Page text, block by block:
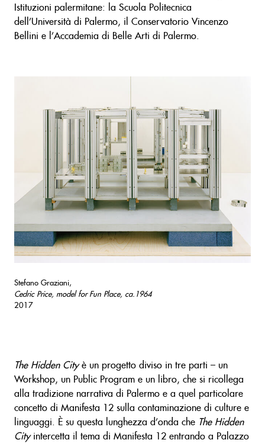
Istituzioni palermitane: la Scuola Politecnica
dell’Università di Palermo, il Conservatorio Vincenzo
Bellini e l’Accademia di Belle Arti di Palermo.
Stefano Graziani,
Cedric Price, model for Fun Place, ca.1964
2017
The Hidden Cityè un progetto diviso in tre parti – un
Workshop, un Public Program e un libro, che si ricollega
alla tradizione narrativa di Palermo e a quel particolare
concetto di Manifesta 12 sulla contaminazione di culture e
linguaggi. È su questa lunghezza d’onda che The Hidden
Cityintercetta il tema di Manifesta 12 entrando a Palazzo